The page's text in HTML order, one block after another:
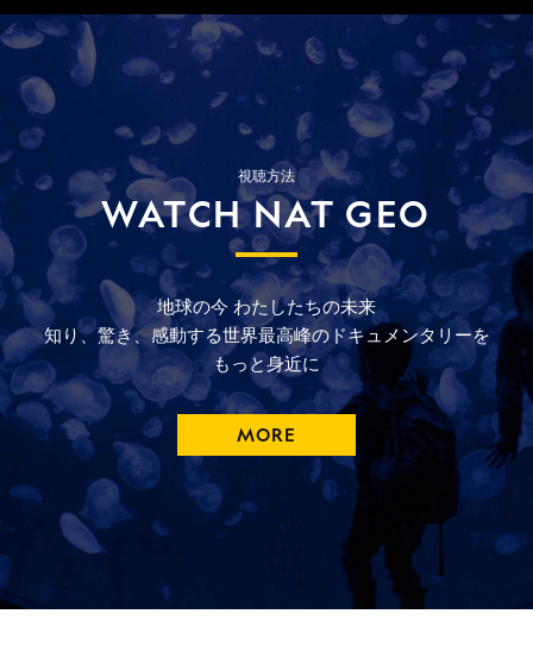
視聴方法
WATCH NAT GEO
地球の今 わたしたちの未来
知り、驚き、感動する世界最高峰のドキュメンタリーを
もっと身近に
MORE